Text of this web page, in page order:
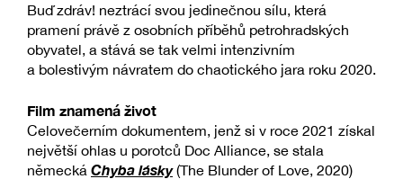
Buď zdráv! neztrácí svou jedinečnou sílu, která
pramení právě z osobních příběhů petrohradských
obyvatel, a stává se tak velmi intenzivním
a bolestivým návratem do chaotického jara roku 2020.
Film znamená život
Celovečerním dokumentem, jenž si v roce 2021 získal
největší ohlas u porotců Doc Alliance, se stala
německá Chyba lásky(The Blunder of Love, 2020)